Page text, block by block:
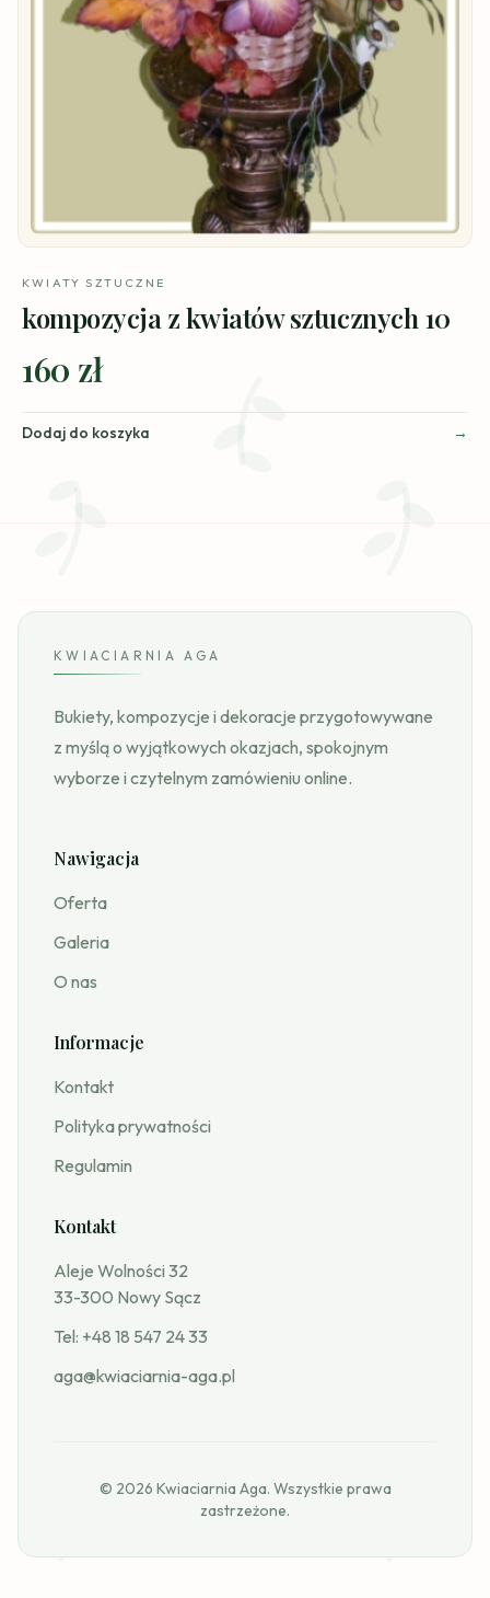
KWIATY SZTUCZNE
kompozycja z kwiatów sztucznych 10
160 zł
Dodaj do koszyka
KWIACIARNIA AGA
Bukiety, kompozycje i dekoracje przygotowywane
z myślą o wyjątkowych okazjach, spokojnym
wyborze i czytelnym zamówieniu online.
Nawigacja
Oferta
Galeria
O nas
Informacje
Kontakt
Polityka prywatności
Regulamin
Kontakt
Aleje Wolności 32
33-300 Nowy Sącz
Tel: +48 18 547 24 33
aga@kwiaciarnia-aga.pl
© 2026 Kwiaciarnia Aga. Wszystkie prawa
zastrzeżone.